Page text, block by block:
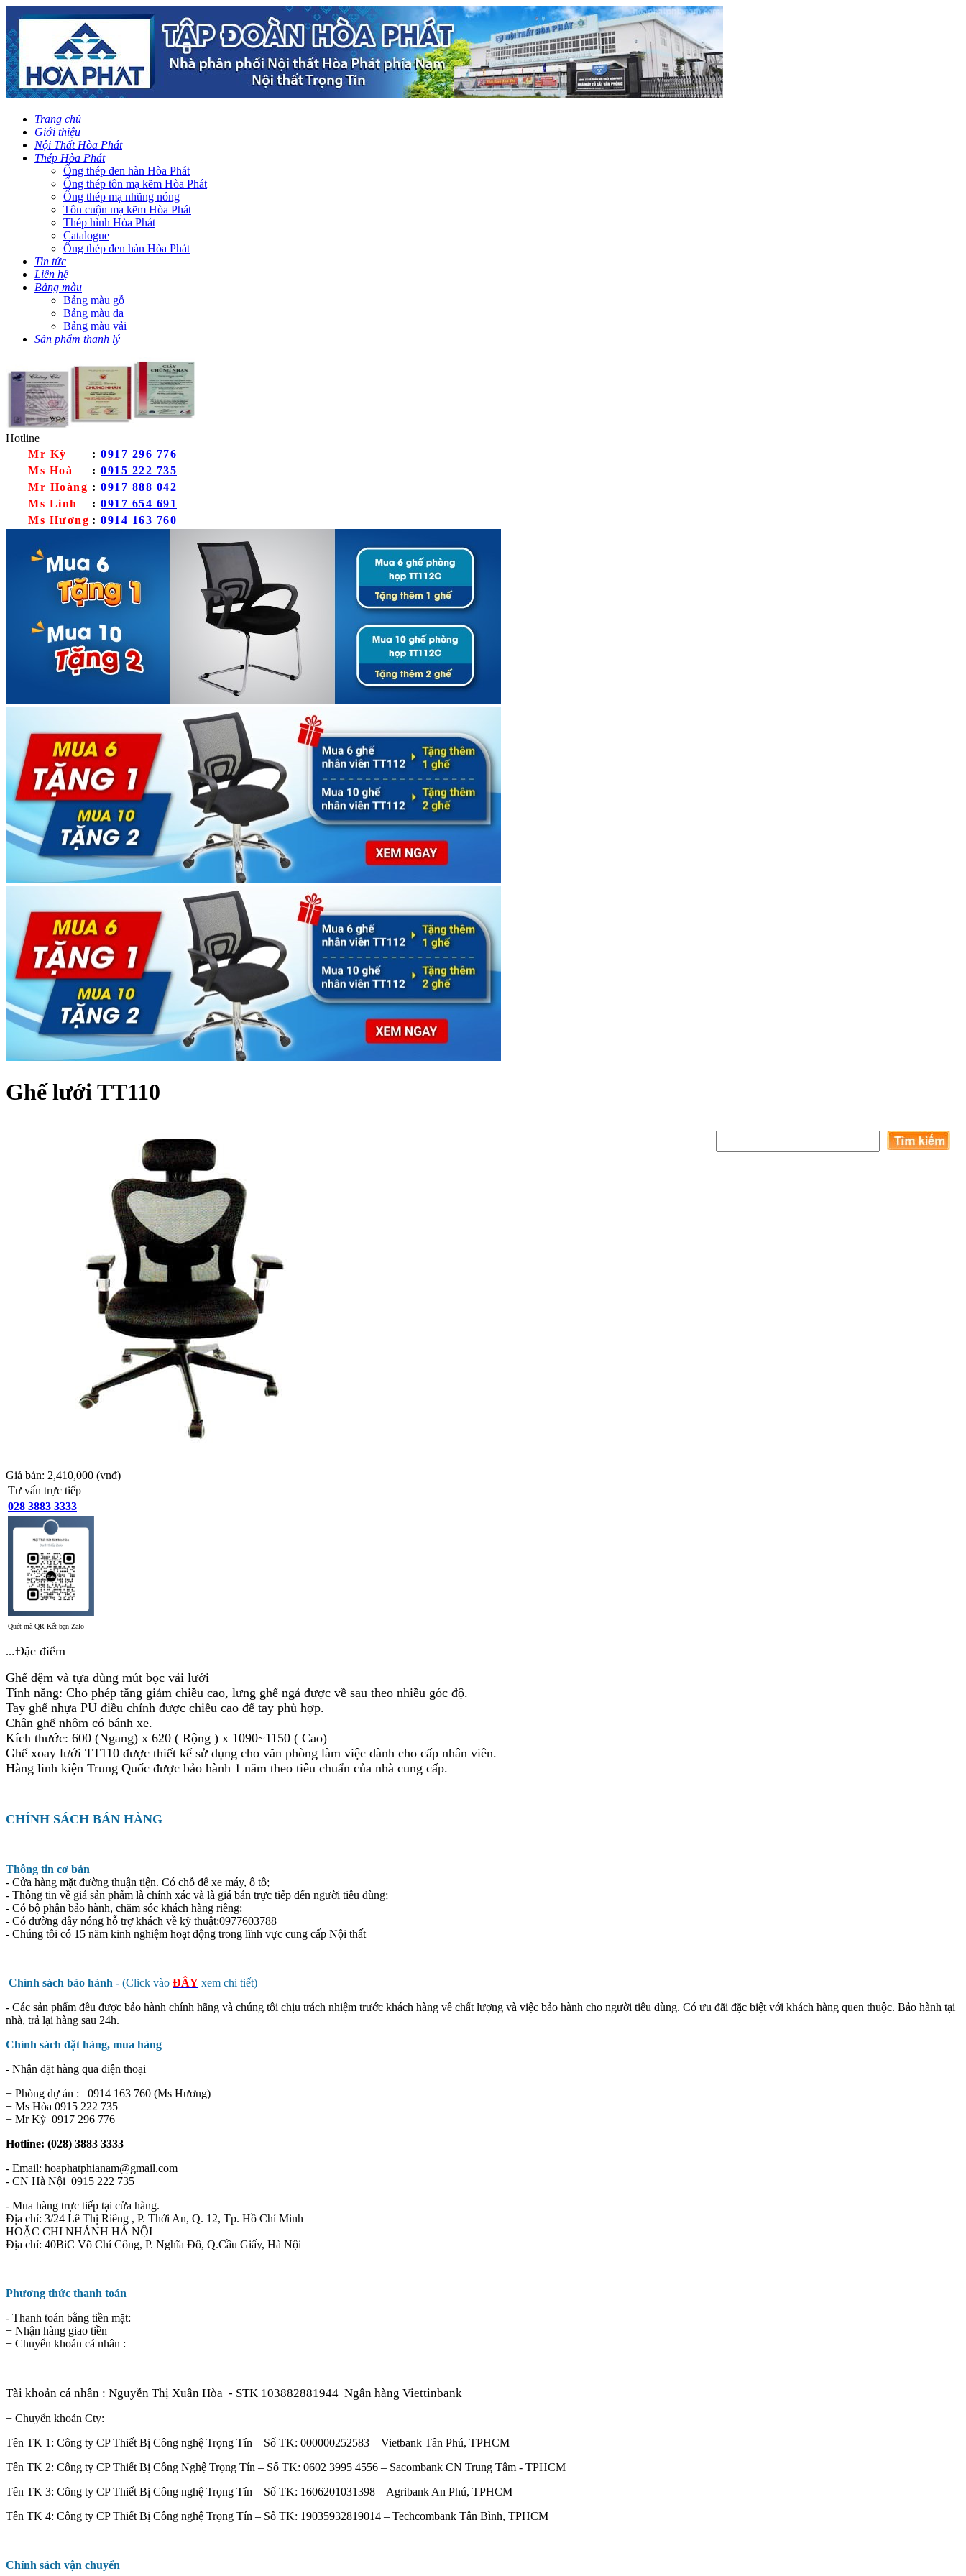
Trang chủ
Giới thiệu
Nội Thất Hòa Phát
Thép Hòa Phát
Ống thép đen hàn Hòa Phát
Ống thép tôn mạ kẽm Hòa Phát
Ống thép mạ nhũng nóng
Tôn cuộn mạ kẽm Hòa Phát
Thép hình Hòa Phát
Catalogue
Ống thép đen hàn Hòa Phát
Tin tức
Liên hệ
Bảng màu
Bảng màu gỗ
Bảng màu da
Bảng màu vải
Sản phẩm thanh lý
Hotline
Mr Kỳ
: 0917 296 776
Ms Hoà
: 0915 222 735
Mr Hoàng : 0917 888 042
Ms Linh
: 0917 654 691
Ms Hương : 0914 163 760
Ghế lưới TT110
Giá bán: 2,410,000 (vnđ)
Tư vấn trực tiếp
028 3883 3333
Quét mã QR Kết bạn Zalo
...Đặc điểm
Ghế đệm và tựa dùng mút bọc vải lưới
Tính năng: Cho phép tăng giảm chiều cao, lưng ghế ngả được về sau theo nhiều góc độ.
Tay ghế nhựa PU điều chỉnh được chiều cao để tay phù hợp.
Chân ghế nhôm có bánh xe.
Kích thước: 600 (Ngang) x 620 ( Rộng ) x 1090~1150 ( Cao)
Ghế xoay lưới TT110 được thiết kế sử dụng cho văn phòng làm việc dành cho cấp nhân viên.
Hàng linh kiện Trung Quốc được bảo hành 1 năm theo tiêu chuẩn của nhà cung cấp.
CHÍNH SÁCH BÁN HÀNG
Thông tin cơ bản
- Cửa hàng mặt đường thuận tiện. Có chỗ để xe máy, ô tô;
- Thông tin về giá sản phẩm là chính xác và là giá bán trực tiếp đến người tiêu dùng;
- Có bộ phận bảo hành, chăm sóc khách hàng riêng:
- Có đường dây nóng hỗ trợ khách về kỹ thuật:0977603788
- Chúng tôi có 15 năm kinh nghiệm hoạt động trong lĩnh vực cung cấp Nội thất
Chính sách bảo hành - (Click vào ĐÂY xem chi tiết)
- Các sản phẩm đều được bảo hành chính hãng và chúng tôi chịu trách nhiệm trước khách hàng về chất lượng và việc bảo hành cho người tiêu dùng. Có ưu đãi đặc biệt với khách hàng quen thuộc. Bảo hành tại
nhà, trả lại hàng sau 24h.
Chính sách đặt hàng, mua hàng
- Nhận đặt hàng qua điện thoại
+ Phòng dự án : 0914 163 760 (Ms Hương)
+ Ms Hòa 0915 222 735
+ Mr Kỳ 0917 296 776
Hotline: (028) 3883 3333
- Email: hoaphatphianam@gmail.com
- CN Hà Nội 0915 222 735
- Mua hàng trực tiếp tại cửa hàng.
Địa chỉ: 3/24 Lê Thị Riêng , P. Thới An, Q. 12, Tp. Hồ Chí Minh
HOẶC CHI NHÁNH HÀ NỘI
Địa chỉ: 40BiC Võ Chí Công, P. Nghĩa Đô, Q.Cầu Giấy, Hà Nội
Phương thức thanh toán
- Thanh toán bằng tiền mặt:
+ Nhận hàng giao tiền
+ Chuyển khoản cá nhân :
Tài khoản cá nhân : Nguyễn Thị Xuân Hòa - STK 103882881944 Ngân hàng Viettinbank
+ Chuyển khoản Cty:
Tên TK 1: Công ty CP Thiết Bị Công nghệ Trọng Tín – Số TK: 000000252583 – Vietbank Tân Phú, TPHCM
Tên TK 2: Công ty CP Thiết Bị Công Nghệ Trọng Tín – Số TK: 0602 3995 4556 – Sacombank CN Trung Tâm - TPHCM
Tên TK 3: Công ty CP Thiết Bị Công nghệ Trọng Tín – Số TK: 1606201031398 – Agribank An Phú, TPHCM
Tên TK 4: Công ty CP Thiết Bị Công nghệ Trọng Tín – Số TK: 19035932819014 – Techcombank Tân Bình, TPHCM
Chính sách vận chuyển